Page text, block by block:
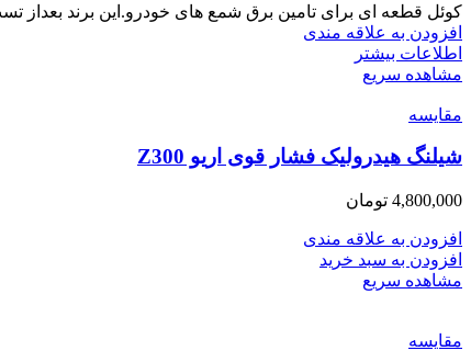
کوئل قطعه ای برای تامین برق شمع های خودرو.این برند بعداز
افزودن به علاقه مندی
اطلاعات بیشتر
مشاهده سریع
مقایسه
شیلنگ هیدرولیک فشار قوی اریو Z300
4,800,000 تومان
افزودن به علاقه مندی
افزودن به سبد خرید
مشاهده سریع
مقایسه